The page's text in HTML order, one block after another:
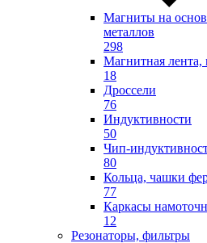
Магниты на
металлов
298
Магнитная
18
Дроссели
76
Индуктивности
50
Чип-
80
Кольца, чашки
77
Каркасы
12
Резонаторы, фильтры